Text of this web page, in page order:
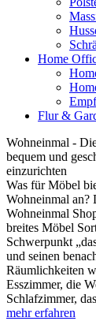
Home
Flur &
Wohneinmal -
bequem und
einzurichten
Was für Möbel
Wohneinmal an?
Wohneinmal
breites Möbel
Schwerpunkt
und seinen
Räumlichkeiten
Esszimmer, die
Schlafzimmer,
mehr erfahren